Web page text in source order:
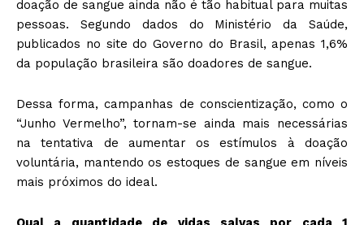
doação de sangue ainda não é tão habitual para muitas
pessoas. Segundo dados do Ministério da Saúde,
publicados no site do Governo do Brasil, apenas 1,6%
da população brasileira são doadores de sangue.
Dessa forma, campanhas de conscientização, como o
“Junho Vermelho”, tornam-se ainda mais necessárias
na tentativa de aumentar os estímulos à doação
voluntária, mantendo os estoques de sangue em níveis
mais próximos do ideal.